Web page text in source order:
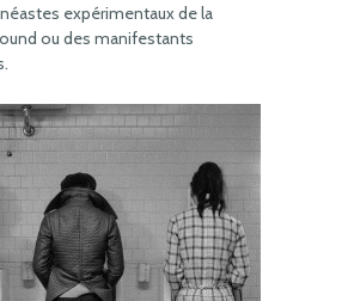
expérimentaux de la
ou des manifestants